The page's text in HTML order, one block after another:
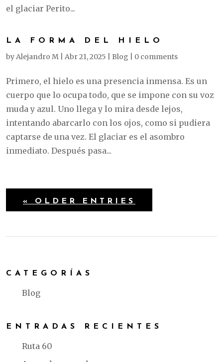
el glaciar Perito...
LA FORMA DEL HIELO
byAlejandro M Abr 21, 2025 Blog 0 comments
Primero, el hielo es una presencia inmensa. Es un
cuerpo que lo ocupa todo, que se impone con su voz
muda y azul. Uno llega y lo mira desde lejos,
intentando abarcarlo con los ojos, como si pudiera
captarse de una vez. El glaciar es el asombro
inmediato. Después pasa...
« OLDER ENTRIES
CATEGORÍAS
Blog
ENTRADAS RECIENTES
Ruta 60